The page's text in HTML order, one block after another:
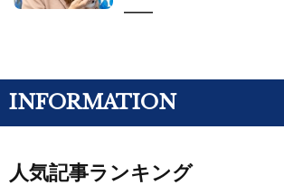
——
INFORMATION
人気記事ランキング